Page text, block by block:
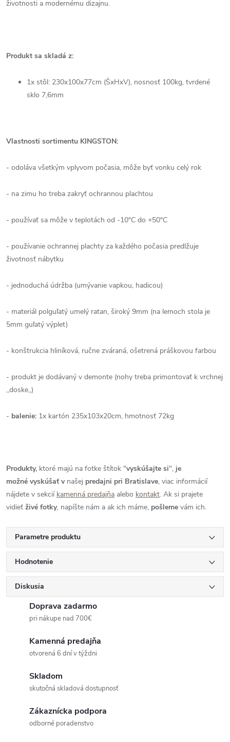
životnosti a modernému dizajnu.
Produkt sa skladá z:
1x stôl: 230x100x77cm (ŠxHxV), nosnosť 100kg, tvrdené
sklo 7,6mm
Vlastnosti sortimentu KINGSTON:
- odoláva všetkým vplyvom počasia, môže byť vonku celý rok
- na zimu ho treba zakryť ochrannou plachtou
- používať sa môže v teplotách od -10°C do +50°C
- používanie ochrannej plachty za každého počasia predlžuje
životnosť nábytku
- jednoduchá údržba (umývanie vapkou, hadicou)
- materiál polguľatý umelý ratan, široký 9mm (na lemoch stola je
5mm guľatý výplet)
- konštrukcia hliníková, ručne zváraná, ošetrená práškovou farbou
- produkt je dodávaný v demonte (nohy treba primontovať k vrchnej
,,doske,,)
- balenie: 1x kartón 235x103x20cm, hmotnosť 72kg
Produkty, ktoré majú na fotke štítok "vyskúšajte si", je
možné vyskúšať v našej predajni pri Bratislave, viac informácií
nájdete v sekcií kamenná predajňa alebo kontakt. Ak si prajete
vidieť živé fotky, napíšte nám a ak ich máme, pošleme vám ich.
Parametre produktu
Hodnotenie
Diskusia
Doprava zadarmo
pri nákupe nad 700€
Kamenná predajňa
otvorená 6 dní v týždni
Skladom
skutočná skladová dostupnosť
Zákaznícka podpora
odborné poradenstvo